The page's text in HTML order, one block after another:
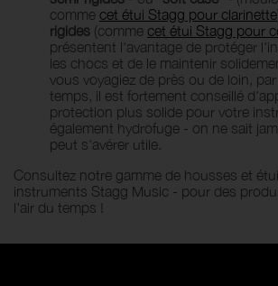
comme cet étui Stagg pour clarinette
rigides (comme cet étui Stagg pour
présentent l'avantage de protéger
les chocs et de le maintenir
vous voyagiez de près ou de loin,
temps, il est fortement conseillé
protection plus solide pour votre
également hydrofuge - on ne sait
peut s'avérer utile.
Consultez notre gamme de housses et
instruments Stagg Music - pour des
l'air du temps !